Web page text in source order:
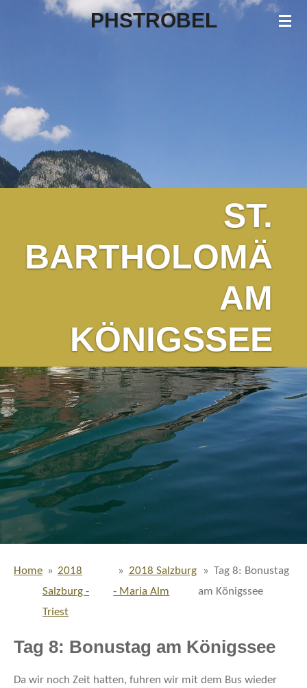
PHSTROBEL
ST.
BARTHOLOMÄ
AM
KÖNIGSSEE
Home » 2018
Salzburg -
Triest
» 2018 Salzburg
- Maria Alm
»
Tag 8: Bonustag
am Königssee
Tag 8: Bonustag am Königssee
Da wir noch Zeit hatten, fuhren wir mit dem Bus wieder